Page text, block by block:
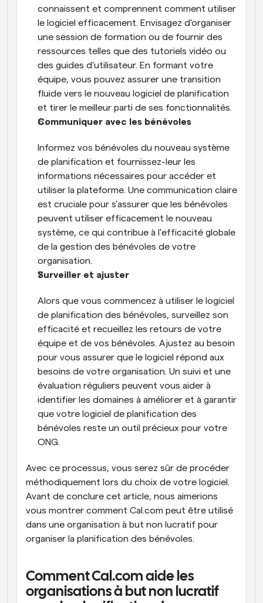
connaissent et comprennent comment utiliser
le logiciel efficacement. Envisagez d'organiser
une session de formation ou de fournir des
ressources telles que des tutoriels vidéo ou
des guides d'utilisateur. En formant votre
équipe, vous pouvez assurer une transition
fluide vers le nouveau logiciel de planification
et tirer le meilleur parti de ses fonctionnalités.
Communiquer avec les bénévoles
Informez vos bénévoles du nouveau système
de planification et fournissez-leur les
informations nécessaires pour accéder et
utiliser la plateforme. Une communication claire
est cruciale pour s'assurer que les bénévoles
peuvent utiliser efficacement le nouveau
système, ce qui contribue à l'efficacité globale
de la gestion des bénévoles de votre
organisation.
Surveiller et ajuster
Alors que vous commencez à utiliser le logiciel
de planification des bénévoles, surveillez son
efficacité et recueillez les retours de votre
équipe et de vos bénévoles. Ajustez au besoin
pour vous assurer que le logiciel répond aux
besoins de votre organisation. Un suivi et une
évaluation réguliers peuvent vous aider à
identifier les domaines à améliorer et à garantir
que votre logiciel de planification des
bénévoles reste un outil précieux pour votre
ONG.
Avec ce processus, vous serez sûr de procéder
méthodiquement lors du choix de votre logiciel.
Avant de conclure cet article, nous aimerions
vous montrer comment Cal.com peut être utilisé
dans une organisation à but non lucratif pour
organiser la planification des bénévoles.
Comment Cal.com aide les
organisations à but non lucratif